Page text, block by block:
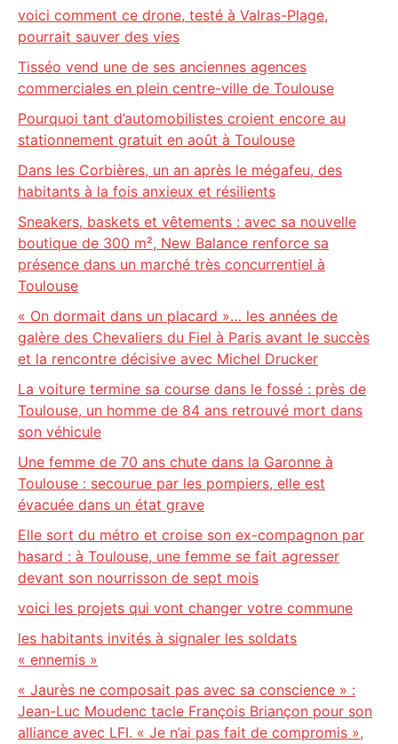
voici comment ce drone, testé à Valras-Plage,
pourrait sauver des vies
Tisséo vend une de ses anciennes agences
commerciales en plein centre-ville de Toulouse
Pourquoi tant d’automobilistes croient encore au
stationnement gratuit en août à Toulouse
Dans les Corbières, un an après le mégafeu, des
habitants à la fois anxieux et résilients
Sneakers, baskets et vêtements : avec sa nouvelle
boutique de 300 m², New Balance renforce sa
présence dans un marché très concurrentiel à
Toulouse
« On dormait dans un placard »… les années de
galère des Chevaliers du Fiel à Paris avant le succès
et la rencontre décisive avec Michel Drucker
La voiture termine sa course dans le fossé : près de
Toulouse, un homme de 84 ans retrouvé mort dans
son véhicule
Une femme de 70 ans chute dans la Garonne à
Toulouse : secourue par les pompiers, elle est
évacuée dans un état grave
Elle sort du métro et croise son ex-compagnon par
hasard : à Toulouse, une femme se fait agresser
devant son nourrisson de sept mois
voici les projets qui vont changer votre commune
les habitants invités à signaler les soldats
« ennemis »
« Jaurès ne composait pas avec sa conscience » :
Jean-Luc Moudenc tacle François Briançon pour son
alliance avec LFI. « Je n’ai pas fait de compromis »,